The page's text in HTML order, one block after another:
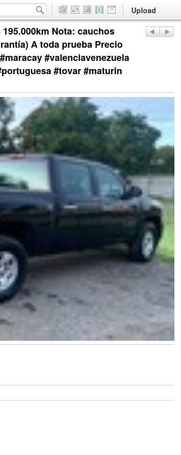
Upload
Nota: cauchos
A toda prueba Precio
#valenciavenezuela
#tovar #maturin